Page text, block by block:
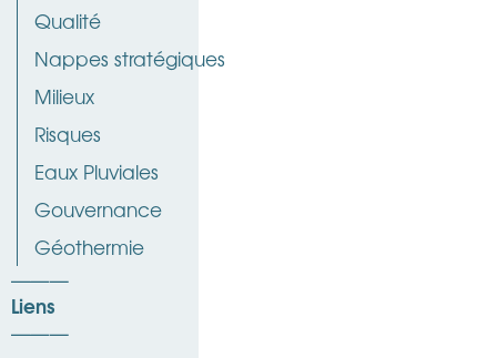
Qualité
Nappes stratégiques
Milieux
Risques
Eaux Pluviales
Gouvernance
Géothermie
Liens